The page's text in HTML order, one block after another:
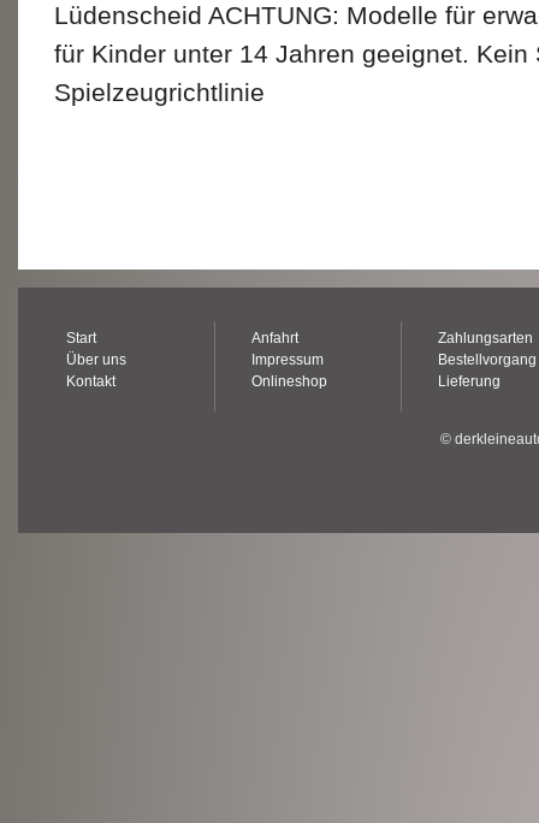
Lüdenscheid ACHTUNG: Modelle für
für Kinder unter 14 Jahren geeignet.
Spielzeugrichtlinie
Start
Über uns
Kontakt
Anfahrt
Impressum
Onlineshop
Zahlungsarten
Bestellvorgang
Lieferung
©